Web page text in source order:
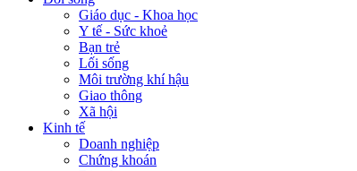
Giáo dục - Khoa học
Y tế - Sức khoẻ
Bạn trẻ
Lối sống
Môi trường khí hậu
Giao thông
Xã hội
Kinh tế
Doanh nghiệp
Chứng khoán